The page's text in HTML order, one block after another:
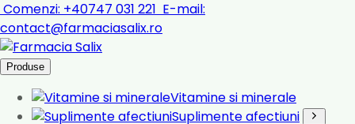
Comenzi: +40747 031 221 E-mail:
contact@farmaciasalix.ro
Produse
Vitamine si minerale
Suplimente afectiuni